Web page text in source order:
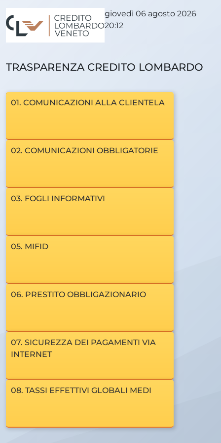
giovedì 06 agosto 2026
20:12
TRASPARENZA CREDITO LOMBARDO
VENETO
01. COMUNICAZIONI ALLA CLIENTELA
02. COMUNICAZIONI OBBLIGATORIE
03. FOGLI INFORMATIVI
05. MIFID
06. PRESTITO OBBLIGAZIONARIO
07. SICUREZZA DEI PAGAMENTI VIA
INTERNET
08. TASSI EFFETTIVI GLOBALI MEDI